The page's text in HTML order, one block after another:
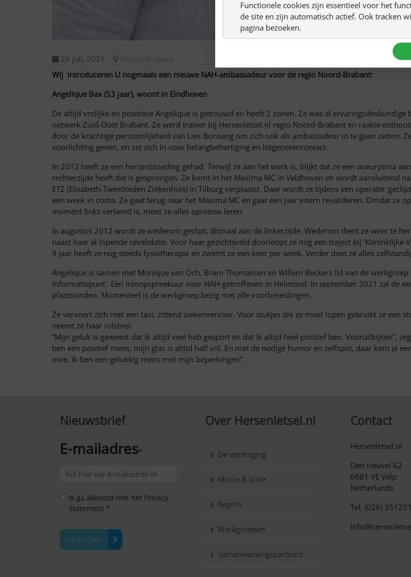
28 juli, 2021
Wij introduceren U nogmaals een nieuwe NAH-ambassadeur voor de regio Noord-Brabant:
Angelique Bax (53 jaar), woont in Eindhoven
De altijd vrolijke en positieve Angelique is getrouwd en heeft 2 zonen. Ze was al ervaringsdeskundige
netwerk Zuid-Oost Brabant. Ze werd trainer bij Hersenletsel.nl regio Noord-Brabant en raakte
door de krachtige persoonlijkheid van Lies Bonsang om zich ook als ambassadeur in te gaan zetten.
voorlichting geven, en zet zich in voor belangbehartiging en lotgenotencontact.
In 2012 heeft ze een hersenbloeding gehad. Terwijl ze aan het werk is, blijkt dat ze een aneurysma
rechterzijde heeft die is gesprongen. Ze komt in het Maxima MC in Veldhoven en wordt aansluitend
ETZ (Elisabeth-TweeSteden Ziekenhuis) in Tilburg verplaatst. Daar wordt ze tijdens een operatie
een week in coma. Ze gaat terug naar het Maxima MC en gaat een jaar intern revalideren. Omdat ze
moment links verlamd is, moet ze alles opnieuw leren.
In augustus 2012 wordt ze wederom geclipt, ditmaal aan de linkerzijde. Wederom dient ze weer te
naast haar al lopende revalidatie. Voor haar gezichtsveld doorloopt ze nog een traject bij ‘Koninklijke
9 jaar heeft ze nog steeds fysiotherapie en zwemt ze een keer per week. Verder doet ze alles
Angelique is samen met Monique van Och, Bram Thomassen en Willem Beckers lid van de werkgroep
Informatiepunt’. Een inloopspreekuur voor NAH-getroffenen in Helmond. In september 2021 zal de
plaatsvinden. Momenteel is de werkgroep bezig met alle voorbereidingen.
Ze vervoert zich met een taxi, zittend ziekenvervoer. Voor stukjes die ze moet lopen gebruikt ze een
neemt ze haar rolstoel.
“Mijn geluk is geweest dat ik altijd veel heb gesport en dat ik altijd heel positief ben. Vooruitkijken”,
ben een positief mens, mijn glas is altijd half vol. En met de nodige humor en zelfspot, daar kom je
mee. Ik ben een gelukkig mens met mijn beperkingen”.
Nieuwsbrief
E-mailadres*
Ik ga akkoord met het Privacy
Statement *
Inschrijven
Over Hersenletsel.nl
De vereniging
Missie & Visie
Regio’s
Werkgroepen
Samenwerkingspartners
Contact
Hersenletsel.nl
Den Heuvel 62
6881 VE Velp
Netherlands
Tel. (026)
Functionele cookies zijn essentieel voor het
de site en zijn automatisch actief. Ook tracken
pagina bezoeken.